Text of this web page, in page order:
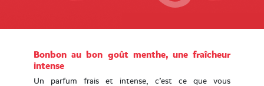
Bonbon au bon goût menthe, une fraîcheur
intense
Un parfum frais et intense, c’est ce que vous